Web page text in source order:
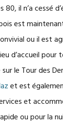
il n’a cessé
est
ou il est
d’accueil pour
le Tour des
et est
et
ou pour la